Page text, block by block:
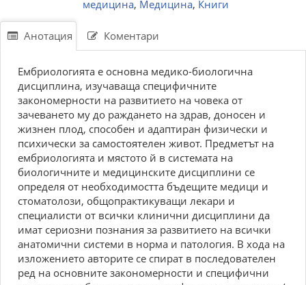
медицина, Медицина, Книги
Анотация Коментари
Ембриологията е основна медико-биологична
дисциплина, изучаваща специфичните
закономерности на развитието на човека от
зачеването му до раждането на здрав, доносен и
жизнен плод, способен и адаптиран физически и
психически за самостоятелен живот. Предметът на
ембриологията и мястото й в системата на
биологичните и медицинските дисциплини се
определя от необходимостта бъдещите медици и
стоматолози, общопрактикуващи лекари и
специалисти от всички клинични дисциплини да
имат сериозни познания за развитието на всички
анатомични системи в норма и патология. В хода на
изложението авторите се спират в последователен
ред на основните закономерности и специфични